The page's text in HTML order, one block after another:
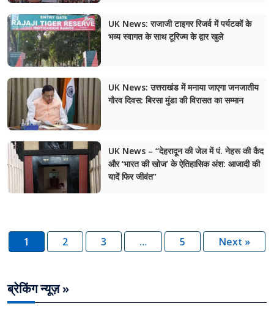
UK News: राजाजी टाइगर रिजर्व में पर्यटकों के
भव्य स्वागत के साथ टूरिज्म के द्वार खुले
UK News: उत्तराखंड में मनाया जाएगा जनजातीय
गौरव दिवस: बिरसा मुंडा की विरासत का सम्मान
UK News – “देहरादून की जेल में पं. नेहरू की कैद
और ‘भारत की खोज’ के ऐतिहासिक अंश: आजादी की
यादें फिर जीवंत”
1 2 3 … 5 Next »
ब्रेकिंग न्यूज़ »